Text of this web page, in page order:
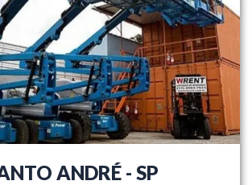
ANDRÉ - SP